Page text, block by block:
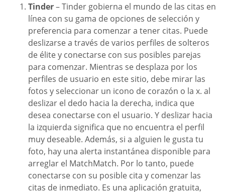
Tinder– Tinder gobierna el mundo de las citas en
línea con su gama de opciones de selección y
preferencia para comenzar a tener citas. Puede
deslizarse a través de varios perfiles de solteros
de élite y conectarse con sus posibles parejas
para comenzar. Mientras se desplaza por los
perfiles de usuario en este sitio, debe mirar las
fotos y seleccionar un icono de corazón o la x. al
deslizar el dedo hacia la derecha, indica que
desea conectarse con el usuario. Y deslizar hacia
la izquierda significa que no encuentra el perfil
muy deseable. Además, si a alguien le gusta tu
foto, hay una alerta instantánea disponible para
arreglar el MatchMatch. Por lo tanto, puede
conectarse con su posible cita y comenzar las
citas de inmediato. Es una aplicación gratuita,